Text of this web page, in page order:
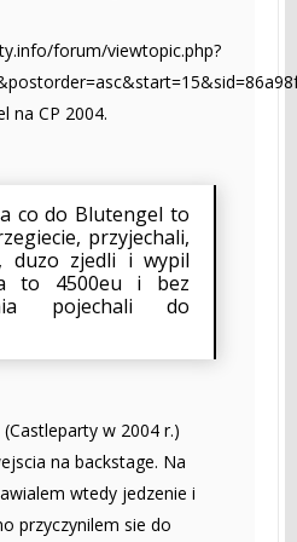
forum/viewtopic.php?
na CP 2004.
co do Blutengel to
przyjechali,
duzo zjedli i wypil
to 4500eu i bez
pojechali do
w 2004 r.)
na backstage. Na
wtedy jedzenie i
przyczynilem sie do